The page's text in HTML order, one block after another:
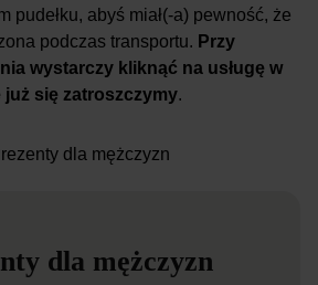
pudełku, abyś miał(-a) pewność, że
podczas transportu. Przy
wystarczy kliknąć na usługę w
już się zatroszczymy.
dla mężczyzn